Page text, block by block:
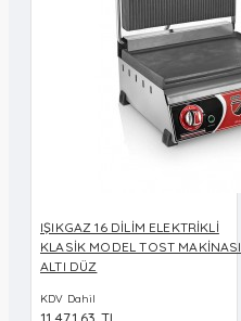
IŞIKGAZ 16 DİLİM ELEKTRİKLİ
KLASİK MODEL TOST MAKİNASI
ALTI DÜZ
KDV Dahil